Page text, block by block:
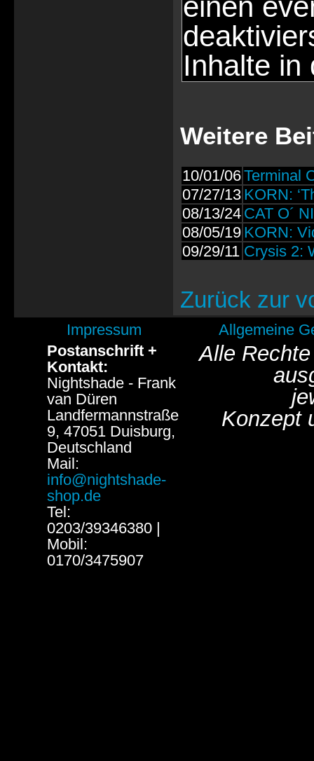
einen
Inhalte in
Weitere
10/01/06Terminal
07/27/13 KORN:
08/13/24 CAT O´
08/05/19 KORN:
09/29/11 Crysis 2:
Zurück zur
Impressum
Allgemeine
Postanschrift +
Kontakt:
Nightshade - Frank
van Düren
Landfermannstraße
9, 47051 Duisburg,
Deutschland
Mail:
info@nightshade-
shop.de
Tel:
0203/39346380 |
Mobil:
0170/3475907
Alle
Konzept